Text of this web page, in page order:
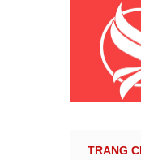
TRANG